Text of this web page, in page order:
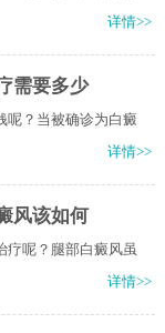
详情>>
需要多少
呢？当被确诊为白癜
详情>>
风该如何
疗呢？腿部白癜风虽
详情>>